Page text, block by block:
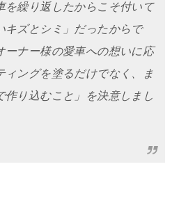
を繰り返したからこそ付いて
キズとシミ」だったからで
ーナー様の愛車への想いに応
ィングを塗るだけでなく、ま
作り込むこと」を決意しまし